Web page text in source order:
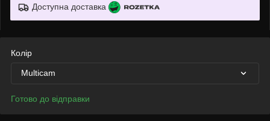
Доступна доставка
Колір
Multicam
Готово до відправки